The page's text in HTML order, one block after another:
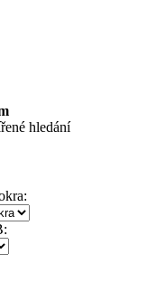
hledání